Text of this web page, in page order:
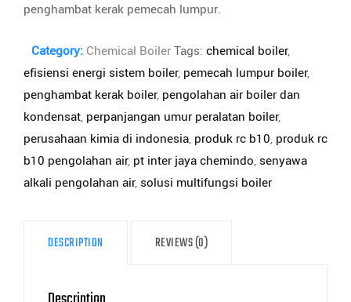
penghambat kerak pemecah lumpur.
Category: Chemical BoilerTags: chemical boiler,
efisiensi energi sistem boiler, pemecah lumpur boiler,
penghambat kerak boiler, pengolahan air boiler dan
kondensat, perpanjangan umur peralatan boiler,
perusahaan kimia di indonesia, produk rc b10, produk rc
b10 pengolahan air, pt inter jaya chemindo, senyawa
alkali pengolahan air, solusi multifungsi boiler
DESCRIPTION REVIEWS (0)